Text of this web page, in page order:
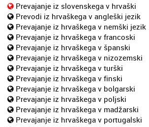
Prevajanje iz slovenskega v hrvaški
Prevodi iz hrvaškega v angleški jezik
Prevajanje iz hrvaškega v nemški jezik
Prevajanje iz hrvaškega v francoski
Prevajanje iz hrvaškega v španski
Prevajanje iz hrvaškega v nizozemski
Prevajanje iz hrvaškega v turški
Prevajanje iz hrvaškega v finski
Prevajanje iz hrvaškega v bolgarski
Prevajanje iz hrvaškega v poljski
Prevajanje iz hrvaškega v madžarski
Prevajanje iz hrvaškega v portugalski